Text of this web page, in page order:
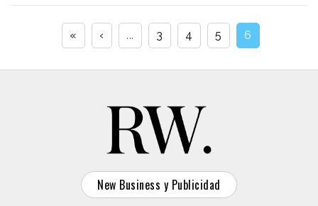
« ‹ ... 3 4 5 6
New Business y Publicidad